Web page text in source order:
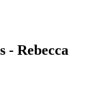
- Rebecca